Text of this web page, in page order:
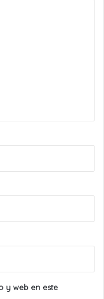
y web en este